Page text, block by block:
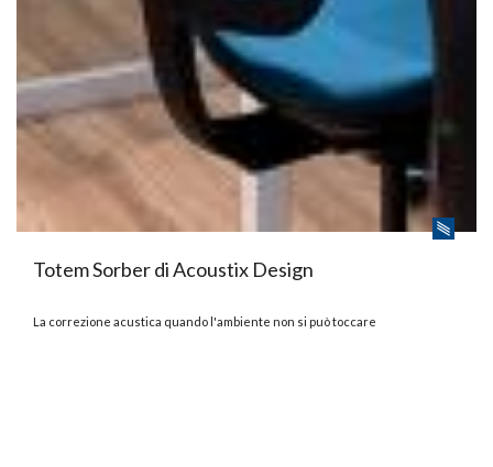
Totem Sorber di Acoustix Design
La correzione acustica quando l'ambiente non si può toccare